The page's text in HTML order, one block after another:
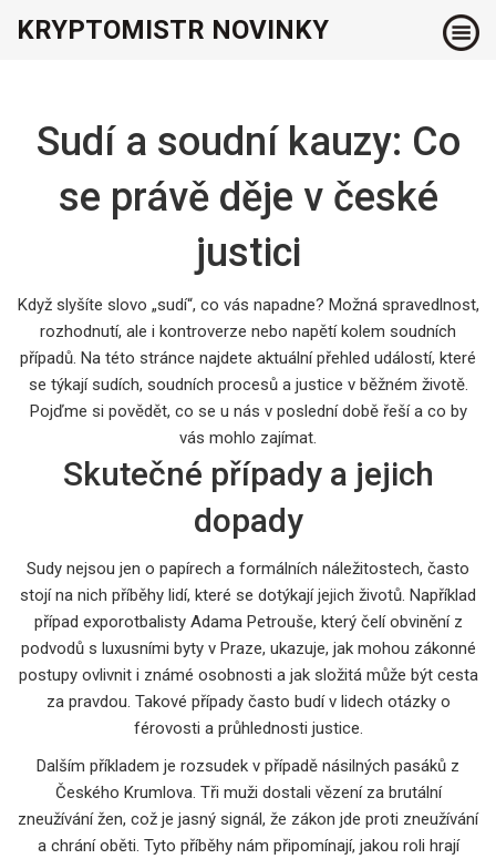
KRYPTOMISTR NOVINKY
Sudí a soudní kauzy: Co
se právě děje v české
justici
Když slyšíte slovo „sudí“, co vás napadne? Možná spravedlnost,
rozhodnutí, ale i kontroverze nebo napětí kolem soudních
případů. Na této stránce najdete aktuální přehled událostí, které
se týkají sudích, soudních procesů a justice v běžném životě.
Pojďme si povědět, co se u nás v poslední době řeší a co by
vás mohlo zajímat.
Skutečné případy a jejich
dopady
Sudy nejsou jen o papírech a formálních náležitostech, často
stojí na nich příběhy lidí, které se dotýkají jejich životů. Například
případ exporotbalisty Adama Petrouše, který čelí obvinění z
podvodů s luxusními byty v Praze, ukazuje, jak mohou zákonné
postupy ovlivnit i známé osobnosti a jak složitá může být cesta
za pravdou. Takové případy často budí v lidech otázky o
férovosti a průhlednosti justice.
Dalším příkladem je rozsudek v případě násilných pasáků z
Českého Krumlova. Tři muži dostali vězení za brutální
zneužívání žen, což je jasný signál, že zákon jde proti zneužívání
a chrání oběti. Tyto příběhy nám připomínají, jakou roli hrají